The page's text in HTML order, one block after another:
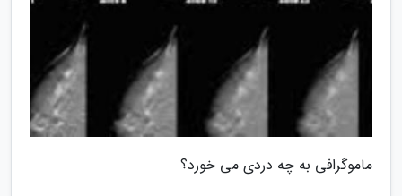
ماموگرافی به چه دردی می خورد؟